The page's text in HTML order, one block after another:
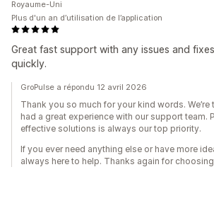
Great fast support with any issues and
quickly.
Royaume-Uni
Plus d'un an d’utilisation de l’application
GroPulse a répondu 12 avril 2026
Thank you so much for your kind words. We’re
had a great experience with our support team.
effective solutions is always our top priority.
If you ever need anything else or have more
always here to help. Thanks again for